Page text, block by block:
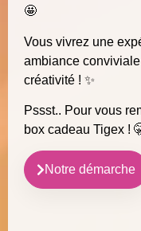
🤩
Vous vivrez une
ambiance
créativité ! ✨
Pssst.. Pour vous
box cadeau Tigex !
Notre démarche